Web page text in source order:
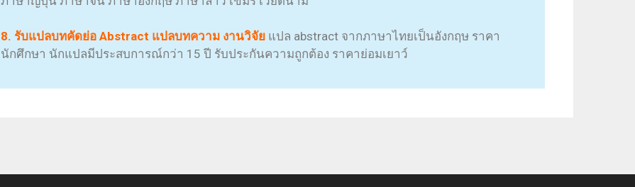
8. รับแปลบทคัดย่อ Abstract แปลบทความ งานวิจัยแปล abstract จากภาษาไทยเป็นอังกฤษ ราคา
นักศึกษา นักแปลมีประสบการณ์กว่า 15 ปี รับประกันความถูกต้อง ราคาย่อมเยาว์